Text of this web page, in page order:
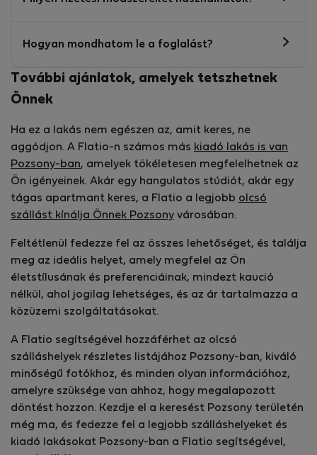
Hogyan mondhatom le a foglalást?
További ajánlatok, amelyek tetszhetnek
Önnek
Ha ez a lakás nem egészen az, amit keres, ne
aggódjon. A Flatio-n számos más kiadó lakás is van
Pozsony-ban, amelyek tökéletesen megfelelhetnek az
Ön igényeinek. Akár egy hangulatos stúdiót, akár egy
tágas apartmant keres, a Flatio a legjobb olcsó
szállást kínálja Önnek Pozsony városában.
Feltétlenül fedezze fel az összes lehetőséget, és találja
meg az ideális helyet, amely megfelel az Ön
életstílusának és preferenciáinak, mindezt kaució
nélkül, ahol jogilag lehetséges, és az ár tartalmazza a
közüzemi szolgáltatásokat.
A Flatio segítségével hozzáférhet az olcsó
szálláshelyek részletes listájához Pozsony-ban, kiváló
minőségű fotókhoz, és minden olyan információhoz,
amelyre szüksége van ahhoz, hogy megalapozott
döntést hozzon. Kezdje el a keresést Pozsony területén
még ma, és fedezze fel a legjobb szálláshelyeket és
kiadó lakásokat Pozsony-ban a Flatio segítségével,